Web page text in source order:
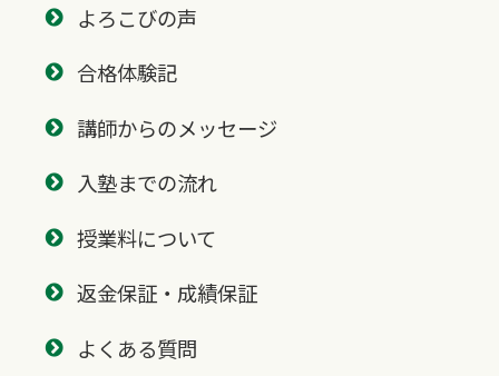
よろこびの声
合格体験記
講師からのメッセージ
入塾までの流れ
授業料について
返金保証・成績保証
よくある質問